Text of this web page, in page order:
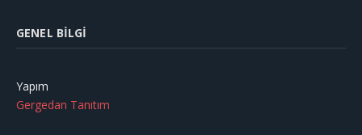
GENEL BILGI
Yapım
Gergedan Tanıtım